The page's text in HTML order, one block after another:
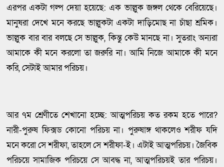
এরপর একটা গল্প দেয়া হয়েছে: এক ভাল্লুক জঙ্গল থেকে বেরিয়েছে।
মানুষরা দেখে মনে করছে ভাল্লুকটা একটা দাড়িমোছ না চাঁছা শ্রমিক।
ভাল্লুক বার বার বলছে সে ভাল্লুক, কিন্তু কেউ মানছে না। সুতরাং অন্যরা
আমাকে কী মনে করলো তা জরুরি না। আমি নিজে আমাকে কী মনে
করি, সেটাই আমার পরিচয়।
আর ৭ম শ্রেণীতে শেখানো হচ্ছে: আত্মপরিচয় কত রকম হতে পারে?
নারী-পুরুষ ফিক্সড কোনো পরিচয় না। পুরুষাঙ্গ থাকলেও শরীফ যদি
মনে করো সে শরীফা, তাহলে সে শরীফা-ই। এটাই আত্মপরিচয়। জৈবিক
পরিচয়ে সামাজিক পরিচয়ে সে আবদ্ধ না, আত্মপরিচয়ই তার পরিচয়।